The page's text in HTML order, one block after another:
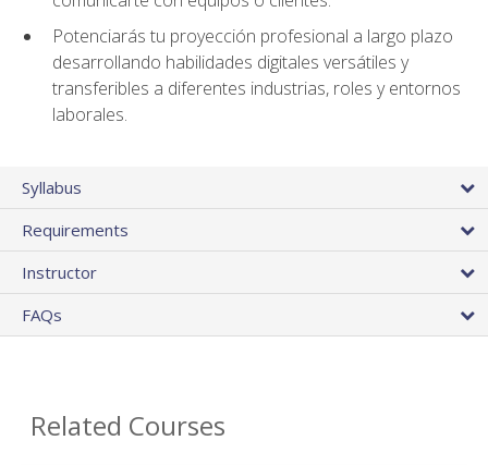
Potenciarás tu proyección profesional a largo plazo
desarrollando habilidades digitales versátiles y
transferibles a diferentes industrias, roles y entornos
laborales.
Syllabus
Requirements
Instructor
FAQs
Related Courses